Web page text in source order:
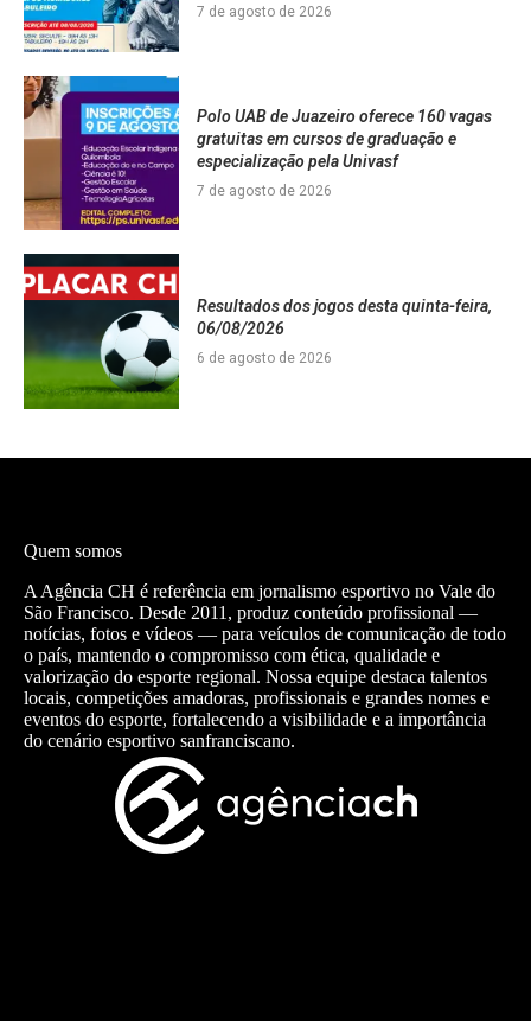
7 de agosto de 2026
Polo UAB de Juazeiro oferece 160 vagas
gratuitas em cursos de graduação e
especialização pela Univasf
7 de agosto de 2026
Resultados dos jogos desta quinta-feira,
06/08/2026
6 de agosto de 2026
Quem somos
A Agência CH é referência em jornalismo esportivo no Vale do
São Francisco. Desde 2011, produz conteúdo profissional —
notícias, fotos e vídeos — para veículos de comunicação de todo
o país, mantendo o compromisso com ética, qualidade e
valorização do esporte regional. Nossa equipe destaca talentos
locais, competições amadoras, profissionais e grandes nomes e
eventos do esporte, fortalecendo a visibilidade e a importância
do cenário esportivo sanfranciscano.